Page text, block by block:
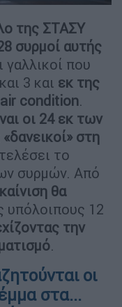
της ΣΤΑΣΥ
συρμοί αυτής
γαλλικοί που
3 και εκ της
condition.
οι 24 εκ των
στη
το
συρμών. Από
θα
υπόλοιπους 12
την
.
οι
στα...